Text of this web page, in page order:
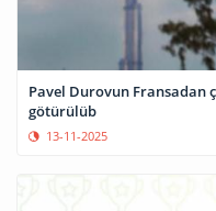
Pavel Durovun Fransadan
götürülüb
13-11-2025